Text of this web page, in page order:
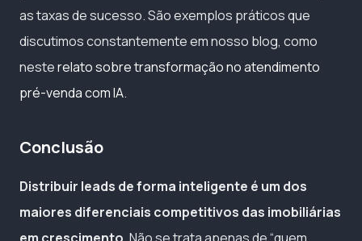
as taxas de sucesso. São exemplos práticos que
discutimos constantemente em nosso blog, como
nesterelato sobre transformação no atendimento
pré-venda com IA.
Conclusão
Distribuir leads de forma inteligente é um dos
maiores diferenciais competitivos das imobiliárias